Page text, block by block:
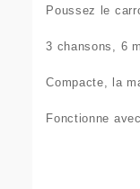
Poussez le
3 chansons , 6
Compacte, la
Fonctionne